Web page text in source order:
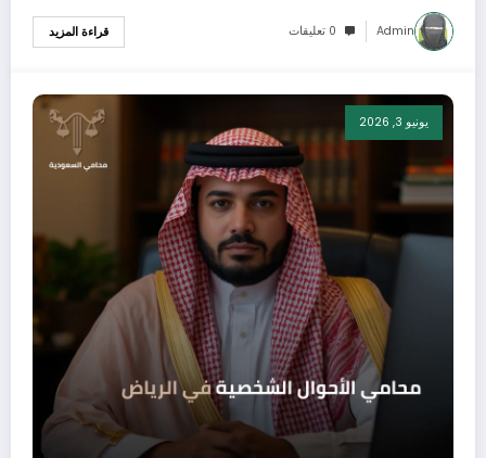
Admin 0 تعليقات قراءة المزيد
يونيو 3, 2026